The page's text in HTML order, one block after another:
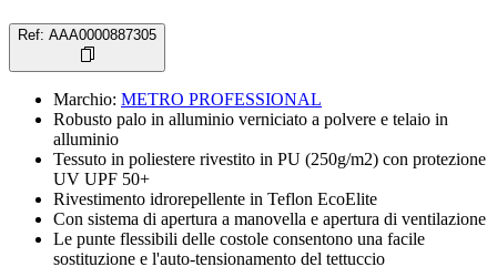
Ref: AAA0000887305
Marchio: METRO PROFESSIONAL
Robusto palo in alluminio verniciato a polvere e telaio in
alluminio
Tessuto in poliestere rivestito in PU (250g/m2) con protezione
UV UPF 50+
Rivestimento idrorepellente in Teflon EcoElite
Con sistema di apertura a manovella e apertura di ventilazione
Le punte flessibili delle costole consentono una facile
sostituzione e l'auto-tensionamento del tettuccio